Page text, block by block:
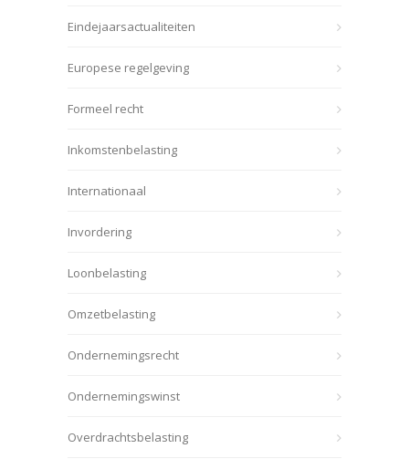
Eindejaarsactualiteiten
Europese regelgeving
Formeel recht
Inkomstenbelasting
Internationaal
Invordering
Loonbelasting
Omzetbelasting
Ondernemingsrecht
Ondernemingswinst
Overdrachtsbelasting